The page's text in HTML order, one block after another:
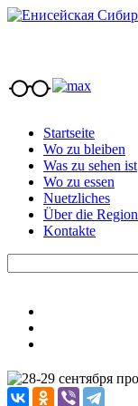
Startseite
Wo zu bleiben
Was zu sehen ist
Wo zu essen
Nuetzliches
Über die Region
Kontakte